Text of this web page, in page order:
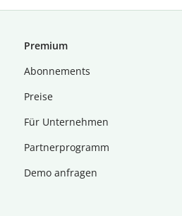
Premium
Abon­ne­ments
Preise
Für Unternehmen
Partnerprogramm
Demo anfragen